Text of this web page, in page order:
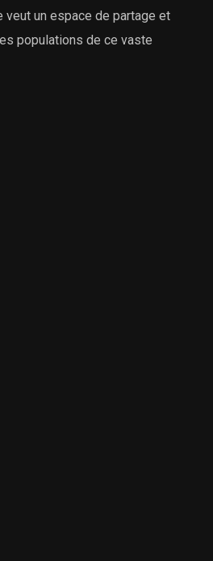
veut un espace de partage et
populations de ce vaste